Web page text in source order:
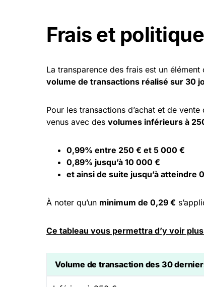
Frais et
La transparence des frais est un
volume de transactions réalisé sur 30
Pour les transactions d’achat et de
venus avec des volumes inférieurs à
0,99% entre 250 € et 5 000 €
0,89% jusqu’à 10 000 €
et ainsi de suite jusqu’à
À noter qu’un minimum de 0,29 €
Ce tableau vous permettra d’y voir
Volume detransactiondes 30